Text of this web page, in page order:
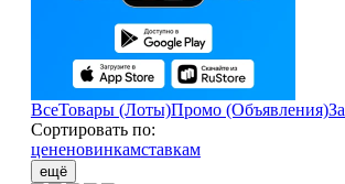
ВсеТовары (Лоты)Промо (Объявления)
Сортировать по:
цененовинкамставкам
ещё